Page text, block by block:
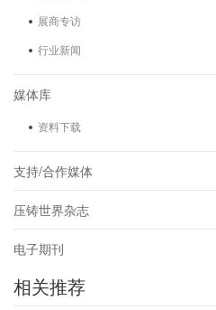
展商专访
行业新闻
媒体库
资料下载
支持/合作媒体
压铸世界杂志
电子期刊
相关推荐